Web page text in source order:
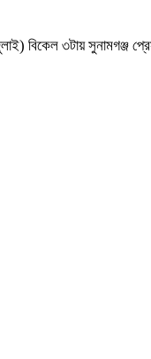
বিকেল ৩টায়